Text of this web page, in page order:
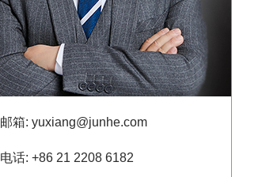
邮箱: yuxiang@junhe.com
电话: +86 21 2208 6182